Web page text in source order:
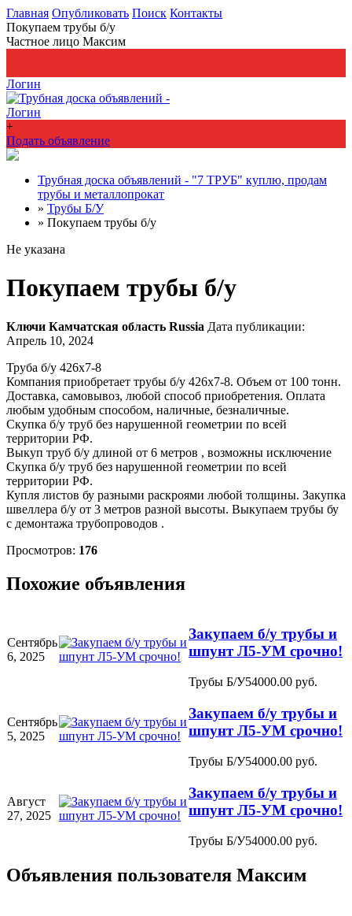
Главная Опубликовать Поиск Контакты
Покупаем трубы б/у
Частное лицо Максим
Логин
Логин
+
Подать объявление
Трубная доска объявлений - "7 ТРУБ" куплю, продам
трубы и металлопрокат
» Трубы Б/У
» Покупаем трубы б/у
Не указана
Покупаем трубы б/у
Ключи Камчатская область Russia Дата публикации:
Апрель 10, 2024
Труба б/у 426х7-8
Компания приобретает трубы б/у 426х7-8. Объем от 100 тонн.
Доставка, самовывоз, любой способ приобретения. Оплата
любым удобным способом, наличные, безналичные.
Скупка б/у труб без нарушенной геометрии по всей
территории РФ.
Выкуп труб б/у длиной от 6 метров , возможны исключение
Скупка б/у труб без нарушенной геометрии по всей
территории РФ.
Купля листов бу разными раскроями любой толщины. Закупка
швеллера б/у от 3 метров разной высоты. Выкупаем трубы бу
с демонтажа трубопроводов .
Просмотров: 176
Похожие объявления
Сентябрь
6, 2025
Закупаем б/у трубы и
шпунт Л5-УМ срочно!
Трубы Б/У54000.00 руб.
Сентябрь
5, 2025
Закупаем б/у трубы и
шпунт Л5-УМ срочно!
Трубы Б/У54000.00 руб.
Август
27, 2025
Закупаем б/у трубы и
шпунт Л5-УМ срочно!
Трубы Б/У54000.00 руб.
Объявления пользователя Максим